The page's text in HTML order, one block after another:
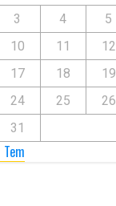
3
4 5
10
11 12
17
18 19
24
25 26
31